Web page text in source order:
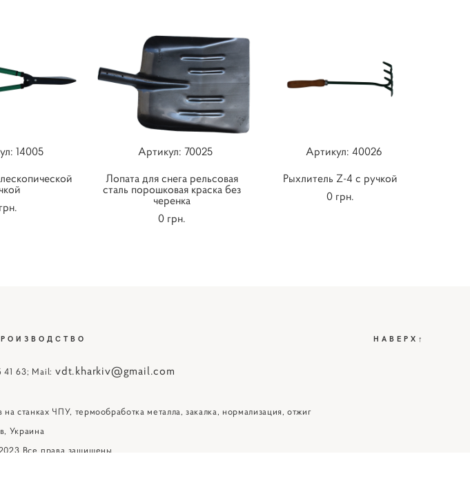
14005
Артикул: ​70025
Лопата для снега рельсовая
сталь порошковая краска без
черенка
0 грн.
Артикул: ​40026
Рыхлитель Z-4 с ручкой
0 грн.
НАВЕРХ↑
41 63; Mail: vdt.kharkiv@gmail.com
станках ЧПУ, термообработка металла, закалка, нормализация, отжиг
Украина
Все права защищены